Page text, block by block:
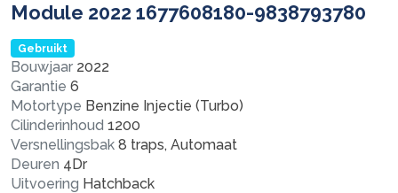
Module 2022 1677608180-9838793780
Gebruikt
Bouwjaar 2022
Garantie 6
Motortype Benzine Injectie (Turbo)
Cilinderinhoud 1200
Versnellingsbak 8 traps, Automaat
Deuren 4Dr
Uitvoering Hatchback